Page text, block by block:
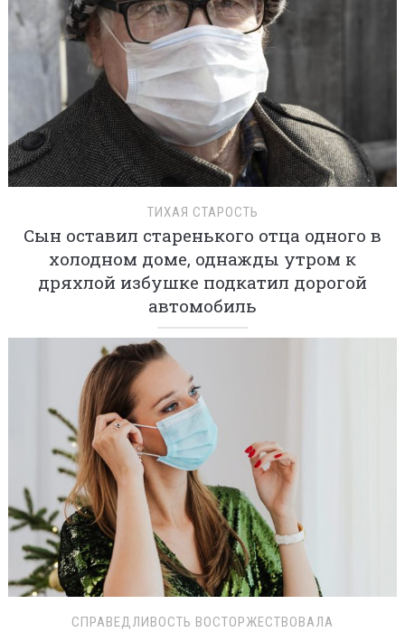
ТИХАЯ СТАРОСТЬ
Сын оставил старенького отца одного в
холодном доме, однажды утром к
дряхлой избушке подкатил дорогой
автомобиль
СПРАВЕДЛИВОСТЬ ВОСТОРЖЕСТВОВАЛА